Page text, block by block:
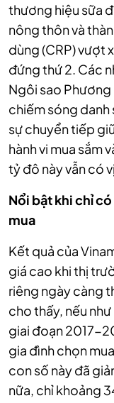
thương hiệu sữa
nông thôn và
dùng (CRP) vượt
đứng thứ 2. Các
Ngôi sao Phương
chiếm sóng danh
sự chuyển tiếp
hành vi mua sắm
tỷ đô này vẫn có
Nổi bật khi chỉ
mua
Kết quả của
giá cao khi thị
riêng ngày càng
cho thấy, nếu
giai đoạn 2017-
gia đình chọn
con số này đã
nữa, chỉ khoảng